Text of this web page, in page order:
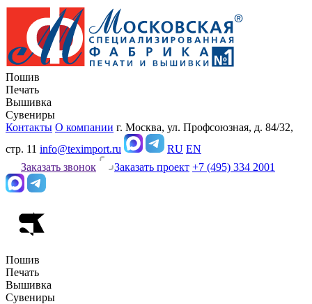
Пошив
Печать
Вышивка
Сувениры
Контакты О компании г. Москва, ул. Профсоюзная, д. 84/32,
стр. 11 info@teximport.ru RU EN
Заказать звонок
Заказать проект +7 (495) 334 2001
Пошив
Печать
Вышивка
Сувениры